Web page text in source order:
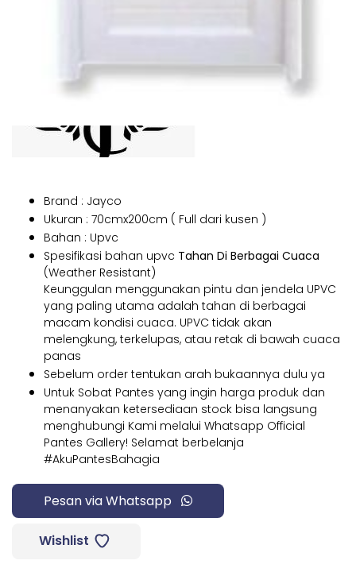
Brand : Jayco
Ukuran : 70cmx200cm ( Full dari kusen )
Bahan : Upvc
Spesifikasi bahan upvc Tahan Di Berbagai Cuaca
(Weather Resistant)
Keunggulan menggunakan pintu dan jendela UPVC
yang paling utama adalah tahan di berbagai
macam kondisi cuaca. UPVC tidak akan
melengkung, terkelupas, atau retak di bawah cuaca
panas
Sebelum order tentukan arah bukaannya dulu ya
Untuk Sobat Pantes yang ingin harga produk dan
menanyakan ketersediaan stock bisa langsung
menghubungi Kami melalui Whatsapp Official
Pantes Gallery! Selamat berbelanja
#AkuPantesBahagia
Pesan via Whatsapp
Wishlist